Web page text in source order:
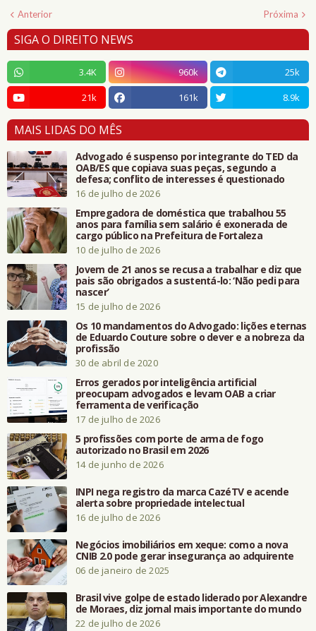
Anterior Próxima
SIGA O DIREITO NEWS
3.4K 960k
25k
21k
161k 8.9k
MAIS LIDAS DO MÊS
Advogado é suspenso por integrante do TED da
OAB/ES que copiava suas peças, segundo a
defesa; conflito de interesses é questionado
16 de julho de 2026
Empregadora de doméstica que trabalhou 55
anos para família sem salário é exonerada de
cargo público na Prefeitura de Fortaleza
10 de julho de 2026
Jovem de 21 anos se recusa a trabalhar e diz que
pais são obrigados a sustentá-lo: ‘Não pedi para
nascer’
15 de julho de 2026
Os 10 mandamentos do Advogado: lições eternas
de Eduardo Couture sobre o dever e a nobreza da
profissão
30 de abril de 2020
Erros gerados por inteligência artificial
preocupam advogados e levam OAB a criar
ferramenta de verificação
17 de julho de 2026
5 profissões com porte de arma de fogo
autorizado no Brasil em 2026
14 de junho de 2026
INPI nega registro da marca CazéTV e acende
alerta sobre propriedade intelectual
16 de julho de 2026
Negócios imobiliários em xeque: como a nova
CNIB 2.0 pode gerar insegurança ao adquirente
06 de janeiro de 2025
Brasil vive golpe de estado liderado por Alexandre
de Moraes, diz jornal mais importante do mundo
22 de julho de 2026